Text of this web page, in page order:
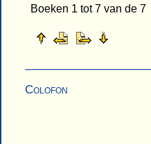
Boeken 1 tot 7 van de 7
Colofon